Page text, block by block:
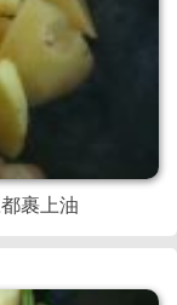
裹上油